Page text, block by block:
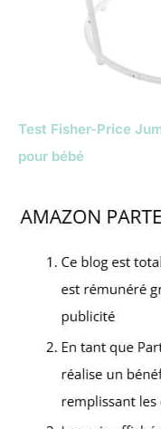
Test Fisher-Price
pour bébé